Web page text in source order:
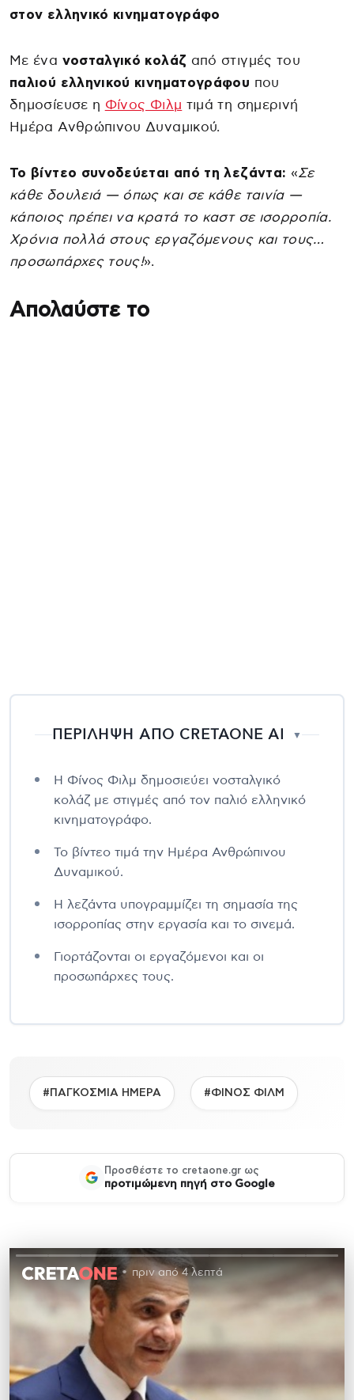
στον ελληνικό κινηματογράφο
Με ένα νοσταλγικό κολάζ από στιγμές του
παλιού ελληνικού κινηματογράφου που
δημοσίευσε η Φίνος Φιλμ τιμά τη σημερινή
Ημέρα Ανθρώπινου Δυναμικού.
Το βίντεο συνοδεύεται από τη λεζάντα: «Σε
κάθε δουλειά — όπως και σε κάθε ταινία —
κάποιος πρέπει να κρατά το καστ σε ισορροπία.
Χρόνια πολλά στους εργαζόμενους και τους…
προσωπάρχες τους!».
Απολαύστε το
ΠΕΡΙΛΗΨΗ ΑΠΟ CRETAONE AI ▼
Η Φίνος Φιλμ δημοσιεύει νοσταλγικό
κολάζ με στιγμές από τον παλιό ελληνικό
κινηματογράφο.
Το βίντεο τιμά την Ημέρα Ανθρώπινου
Δυναμικού.
Η λεζάντα υπογραμμίζει τη σημασία της
ισορροπίας στην εργασία και το σινεμά.
Γιορτάζονται οι εργαζόμενοι και οι
προσωπάρχες τους.
#ΠΑΓΚΟΣΜΙΑ ΗΜΕΡΑ #ΦΙΝΟΣ ΦΙΛΜ
Προσθέστε το cretaone.gr ως
προτιμώμενη πηγή στο Google
πριν από 4 λεπτά